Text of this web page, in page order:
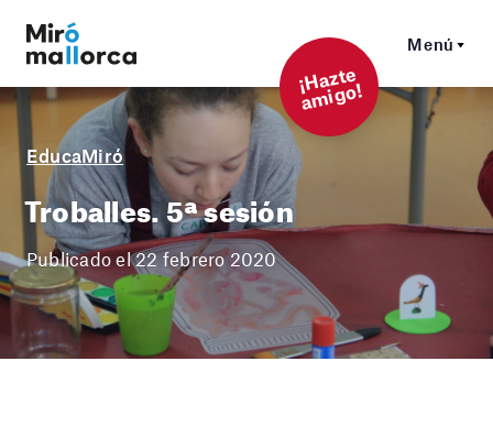
Menú
¡
Hazt
e
a
mi
g
o!
EducaMiró
Troballes. 5ª sesión
Publicado el 22 febrero 2020